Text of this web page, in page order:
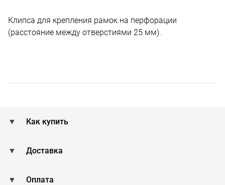
Клипса для крепления рамок на перфорации
(расстояние между отверстиями 25 мм).
Как купить
Доставка
Оплата